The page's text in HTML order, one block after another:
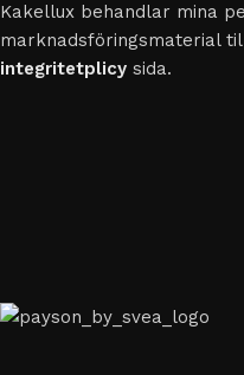
Kakellux behandlar mina
marknadsföringsmaterial
integritetplicy sida.